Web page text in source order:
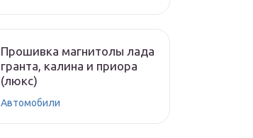
Прошивка магнитолы лада
гранта, калина и приора
(люкс)
Автомобили